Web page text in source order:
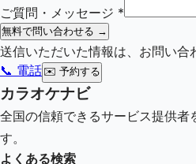
ご質問・メッセージ *
無料で問い合わせる →
送信いただいた情報は、お問い合
📞 電話 ✉️ 予約する
カラオケナビ
全国の信頼できるサービス提供
す。
よくある検索